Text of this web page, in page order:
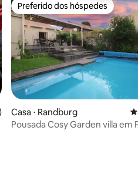
avaliação média de 5, 186
Preferido dos hóspedes
Preferido dos hóspedes
Casa ⋅ Randburg
Pousada Cosy Garden villa em